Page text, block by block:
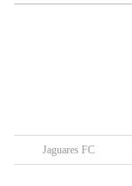
Jaguares FC